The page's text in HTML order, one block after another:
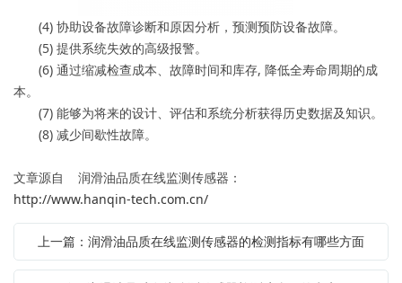
(4) 协助设备故障诊断和原因分析，预测预防设备故障。
(5) 提供系统失效的高级报警。
(6) 通过缩减检查成本、故障时间和库存, 降低全寿命周期的成
本。
(7) 能够为将来的设计、评估和系统分析获得历史数据及知识。
(8) 减少间歇性故障。
文章源自 润滑油品质在线监测传感器：
http://www.hanqin-tech.com.cn/
上一篇：润滑油品质在线监测传感器的检测指标有哪些方面